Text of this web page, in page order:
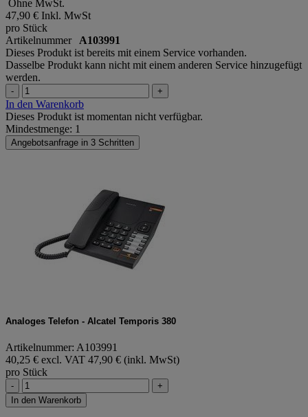
Ohne MwSt.
47,90 € Inkl. MwSt
pro Stück
Artikelnummer A103991
Dieses Produkt ist bereits mit einem Service vorhanden.
Dasselbe Produkt kann nicht mit einem anderen Service hinzugefügt
werden.
- +
In den Warenkorb
Dieses Produkt ist momentan nicht verfügbar.
Mindestmenge: 1
Angebotsanfrage in 3 Schritten
Analoges Telefon - Alcatel Temporis 380
Artikelnummer: A103991
40,25 € excl. VAT 47,90 € (inkl. MwSt)
pro Stück
-
+
In den Warenkorb